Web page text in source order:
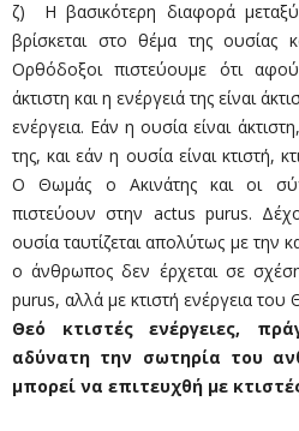
ζ) Η βασικότερη διαφορά
βρίσκεται στο θέμα της ουσίας
Ορθόδοξοι πιστεύουμε ότι
άκτιστη και η ενέργειά της είναι
ενέργεια. Εάν η ουσία είναι
της, και εάν η ουσία είναι κτιστή,
Ο Θωμάς ο Ακινάτης και οι
πιστεύουν στην actus purus.
ουσία ταυτίζεται απολύτως με την
ο άνθρωπος δεν έρχεται σε
purus, αλλά με κτιστή ενέργεια του
Θεό κτιστές ενέργειες,
αδύνατη την σωτηρία του
μπορεί να επιτευχθή με